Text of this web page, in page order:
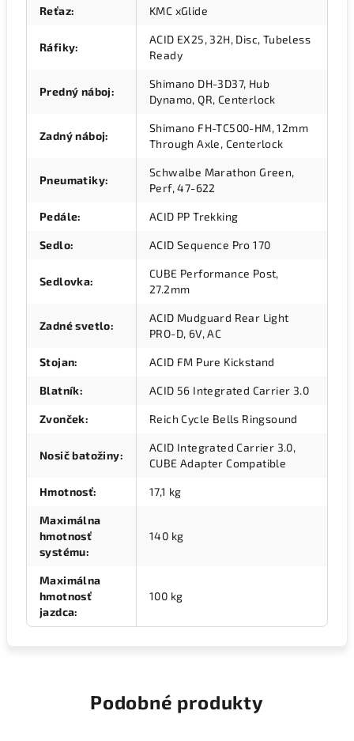
Reťaz: KMC xGlide
Ráfiky:
ACID EX25, 32H, Disc, Tubeless
Ready
Predný náboj:
Shimano DH-3D37, Hub
Dynamo, QR, Centerlock
Zadný náboj:
Shimano FH-TC500-HM, 12mm
Through Axle, Centerlock
Pneumatiky:
Schwalbe Marathon Green,
Perf, 47-622
Pedále: ACID PP Trekking
Sedlo: ACID Sequence Pro 170
Sedlovka:
CUBE Performance Post,
27.2mm
Zadné svetlo:
ACID Mudguard Rear Light
PRO-D, 6V, AC
Stojan: ACID FM Pure Kickstand
Blatník: ACID 56 Integrated Carrier 3.0
Zvonček: Reich Cycle Bells Ringsound
Nosič batožiny:
ACID Integrated Carrier 3.0,
CUBE Adapter Compatible
Hmotnosť: 17,1 kg
Maximálna
hmotnosť
systému:
140 kg
Maximálna
hmotnosť
jazdca:
100 kg
Podobné produkty